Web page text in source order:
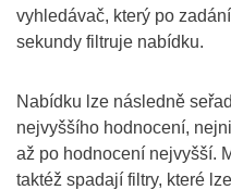
vyhledávač, který po
sekundy filtruje nabídku.
Nabídku lze následně
nejvyššího hodnocení,
až po hodnocení nejvyšší.
taktéž spadají filtry, které